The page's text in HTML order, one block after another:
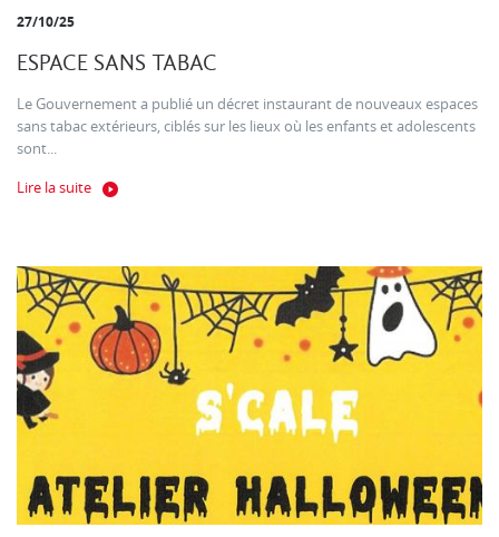
27/10/25
ESPACE SANS TABAC
Le Gouvernement a publié un décret instaurant de nouveaux espaces
sans tabac extérieurs, ciblés sur les lieux où les enfants et adolescents
sont...
Lire la suite